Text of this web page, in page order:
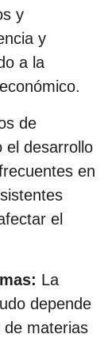
y
y
a la
de
el desarrollo
en
el
La
depende
de materias